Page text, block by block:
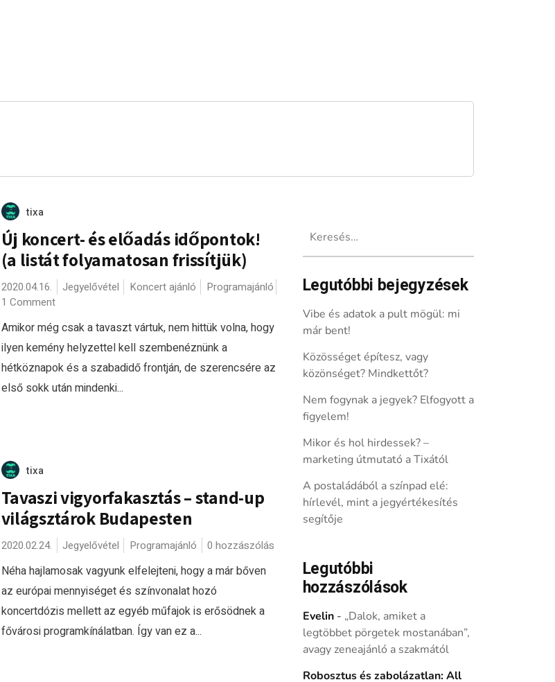
tixa
Új koncert- és előadás időpontok!
(a listát folyamatosan frissítjük)
2020.04.16. Jegyelővétel Koncert ajánló
Programajánló
1 Comment
Amikor még csak a tavaszt vártuk, nem hittük volna, hogy
ilyen kemény helyzettel kell szembenéznünk a
hétköznapok és a szabadidő frontján, de szerencsére az
első sokk után mindenki...
tixa
Tavaszi vigyorfakasztás – stand-up
világsztárok Budapesten
2020.02.24. Jegyelővétel Programajánló 0 hozzászólás
Néha hajlamosak vagyunk elfelejteni, hogy a már bőven
az európai mennyiséget és színvonalat hozó
koncertdózis mellett az egyéb műfajok is erősödnek a
fővárosi programkínálatban. Így van ez a...
Legutóbbi bejegyzések
Vibe és adatok a pult mögül: mi
már bent!
Közösséget építesz, vagy
közönséget? Mindkettőt?
Nem fogynak a jegyek? Elfogyott a
figyelem!
Mikor és hol hirdessek? –
marketing útmutató a Tixától
A postaládából a színpad elé:
hírlevél, mint a jegyértékesítés
segítője
Legutóbbi
hozzászólások
Evelin- „Dalok, amiket a
legtöbbet pörgetek mostanában”,
avagy zeneajánló a szakmától
Robosztus és zabolázatlan: All